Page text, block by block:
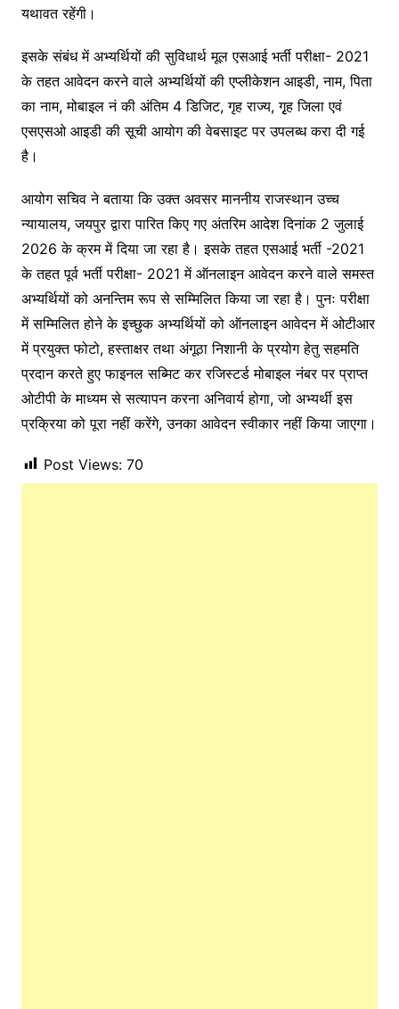
यथावत रहेंगी।
इसके संबंध में अभ्यर्थियों की सुविधार्थ मूल एसआई भर्ती परीक्षा- 2021
के तहत आवेदन करने वाले अभ्यर्थियों की एप्लीकेशन आइडी, नाम, पिता
का नाम, मोबाइल नं की अंतिम 4 डिजिट, गृह राज्य, गृृह जिला एवं
एसएसओ आइडी की सूची आयोग की वेबसाइट पर उपलब्ध करा दी गई
है।
आयोग सचिव ने बताया कि उक्त अवसर माननीय राजस्थान उच्च
न्यायालय, जयपुर द्वारा पारित किए गए अंतरिम आदेश दिनांक 2 जुलाई
2026 के क्रम में दिया जा रहा है। इसके तहत एसआई भर्ती -2021
के तहत पूर्व भर्ती परीक्षा- 2021 में ऑनलाइन आवेदन करने वाले समस्त
अभ्यर्थियों को अनन्तिम रूप से सम्मिलित किया जा रहा है। पुनः परीक्षा
में सम्मिलित होने के इच्छुक अभ्यर्थियों को ऑनलाइन आवेदन में ओटीआर
में प्रयुक्त फोटो, हस्ताक्षर तथा अंगूठा निशानी के प्रयोग हेतु सहमति
प्रदान करते हुए फाइनल सब्मिट कर रजिस्टर्ड मोबाइल नंबर पर प्राप्त
ओटीपी के माध्यम से सत्यापन करना अनिवार्य होगा, जो अभ्यर्थी इस
प्रक्रिया को पूरा नहीं करेंगे, उनका आवेदन स्वीकार नहीं किया जाएगा।
Post Views: 70